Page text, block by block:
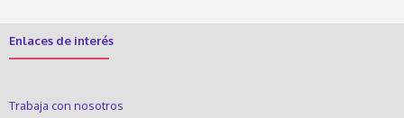
Enlaces de interés
Trabaja con nosotros